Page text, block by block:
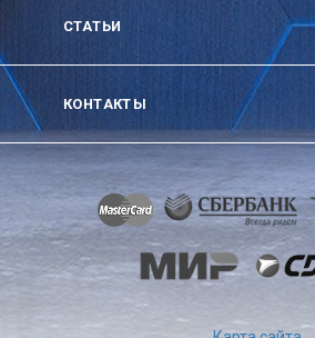
СТАТЬИ
КОНТАКТЫ